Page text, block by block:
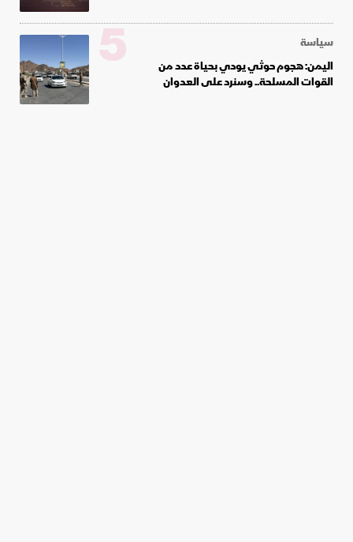
سياسة
اليمن: هجوم حوثي يودي بحياة عدد من
القوات المسلحة.. وسنرد على العدوان
5